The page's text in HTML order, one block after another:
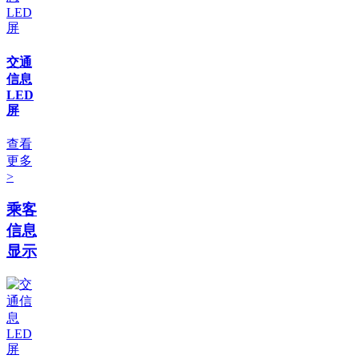
交通
信息
LED
屏
查看
更多
>
乘客
信息
显示